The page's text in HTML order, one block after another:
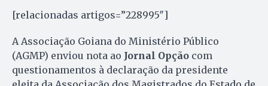
[relacionadas artigos=”228995″]
A Associação Goiana do Ministério Público
(AGMP) enviou nota ao Jornal Opção com
questionamentos à declaração da presidente